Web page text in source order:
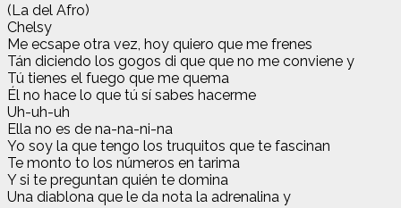
(La del Afro)
Chelsy
Me ecsape otra vez, hoy quiero que me frenes
Tán diciendo los gogos di que que no me conviene y
Tú tienes el fuego que me quema
Él no hace lo que tú sí sabes hacerme
Uh-uh-uh
Ella no es de na-na-ni-na
Yo soy la que tengo los truquitos que te fascinan
Te monto to los números en tarima
Y si te preguntan quién te domina
Una diablona que le da nota la adrenalina y